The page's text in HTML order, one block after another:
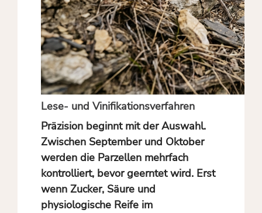
Lese- und Vinifikationsverfahren
Präzision beginnt mit der Auswahl.
Zwischen September und Oktober
werden die Parzellen mehrfach
kontrolliert, bevor geerntet wird. Erst
wenn Zucker, Säure und
physiologische Reife im